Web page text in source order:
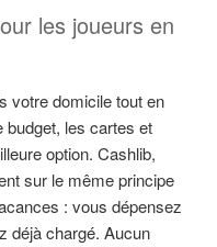
les joueurs en
votre domicile tout en
budget, les cartes et
option. Cashlib,
sur le même principe
: vous dépensez
déjà chargé. Aucun